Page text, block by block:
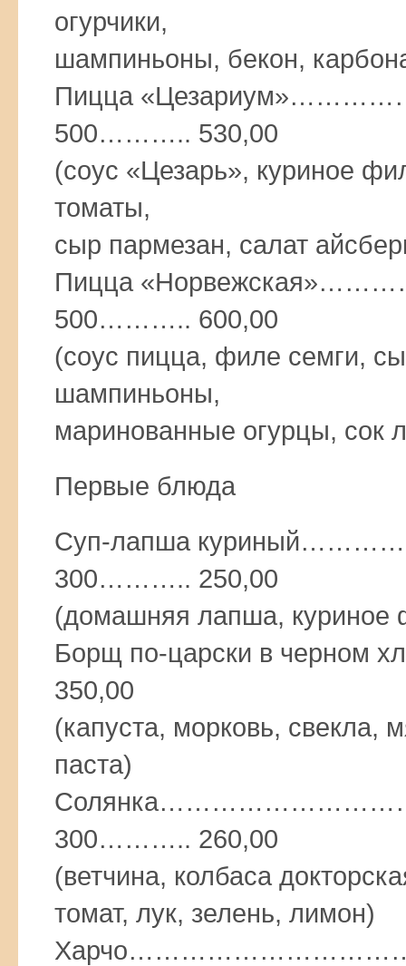
огурчики,
шампиньоны, бекон,
Пицца
500……….. 530,00
(соус «Цезарь», куриное
томаты,
сыр пармезан, салат
Пицца
500……….. 600,00
(соус пицца, филе семги,
шампиньоны,
маринованные огурцы, сок
Первые блюда
Суп-лапша
300……….. 250,00
(домашняя лапша, куриное
Борщ по-царски в
350,00
(капуста, морковь, свекла,
паста)
300……….. 260,00
(ветчина, колбаса
томат, лук, зелень, лимон)